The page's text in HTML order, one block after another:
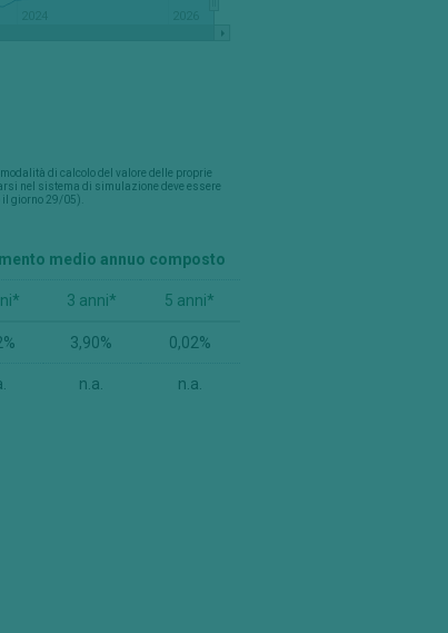
di calcolo del valore delle proprie
nel sistema di simulazione deve essere
giorno 29/05).
medio annuo composto
3 anni* 5 anni*
3,90% 0,02%
n.a. n.a.